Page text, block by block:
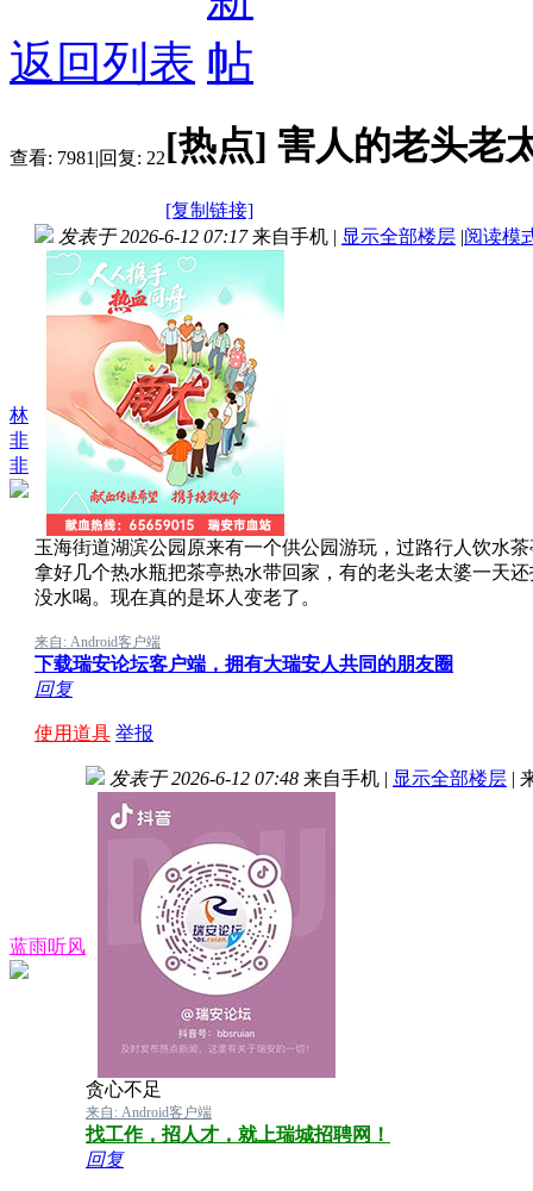
返回列表
查看: 7981 |回复: 22[热点] 害人的老头老
[复制链接]
林
非
非
发表于 2026-6-12 07:17 来自手机 | 显示全部楼层 |阅读模
玉海街道湖滨公园原来有一个供公园游玩，过路行人饮水
拿好几个热水瓶把茶亭热水带回家，有的老头老太婆一天
没水喝。现在真的是坏人变老了。
来自: Android客户端
下载瑞安论坛客户端，拥有大瑞安人共同的朋友圈
回复
使用道具 举报
蓝雨听风
发表于 2026-6-12 07:48 来自手机 | 显示全部楼层 |
贪心不足
来自: Android客户端
找工作，招人才，就上瑞城招聘网！
回复